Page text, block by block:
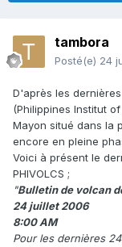
tambora
Posté(e) 24
D'après les
(Philippines Institut
Mayon situé dans la
encore en pleine
Voici à présent le
PHIVOLCS ;
"Bulletin de volcan
24 juillet 2006
8:00 AM
Pour les dernières